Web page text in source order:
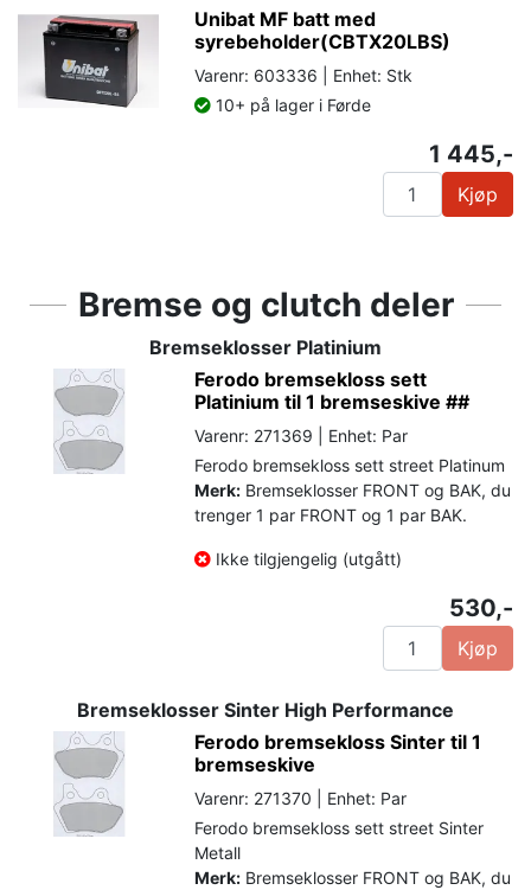
Unibat MF batt med
syrebeholder(CBTX20LBS)
Varenr: 603336 | Enhet: Stk
10+ på lager i Førde
1 445,-
Kjøp
Bremse og clutch deler
Bremseklosser Platinium
Ferodo bremsekloss sett
Platinium til 1 bremseskive ##
Varenr: 271369 | Enhet: Par
Ferodo bremsekloss sett street Platinum
Merk: Bremseklosser FRONT og BAK, du
trenger 1 par FRONT og 1 par BAK.
Ikke tilgjengelig (utgått)
530,-
Kjøp
Bremseklosser Sinter High Performance
Ferodo bremsekloss Sinter til 1
bremseskive
Varenr: 271370 | Enhet: Par
Ferodo bremsekloss sett street Sinter
Metall
Merk: Bremseklosser FRONT og BAK, du